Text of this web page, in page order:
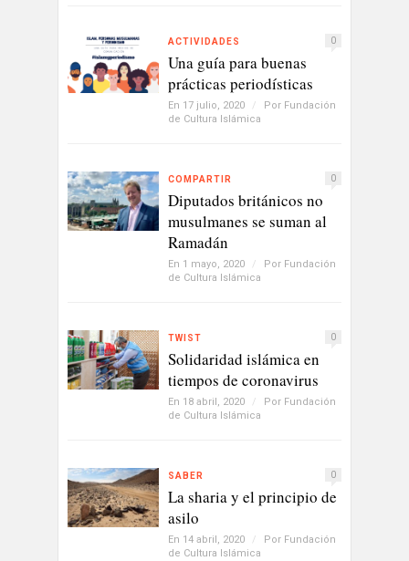
ACTIVIDADES 0
Una guía para buenas
prácticas periodísticas
En 17 julio, 2020 / Por Fundación
de Cultura Islámica
COMPARTIR 0
Diputados británicos no
musulmanes se suman al
Ramadán
En 1 mayo, 2020 / Por Fundación
de Cultura Islámica
TWIST 0
Solidaridad islámica en
tiempos de coronavirus
En 18 abril, 2020 / Por Fundación
de Cultura Islámica
SABER 0
La sharia y el principio de
asilo
En 14 abril, 2020 / Por Fundación
de Cultura Islámica